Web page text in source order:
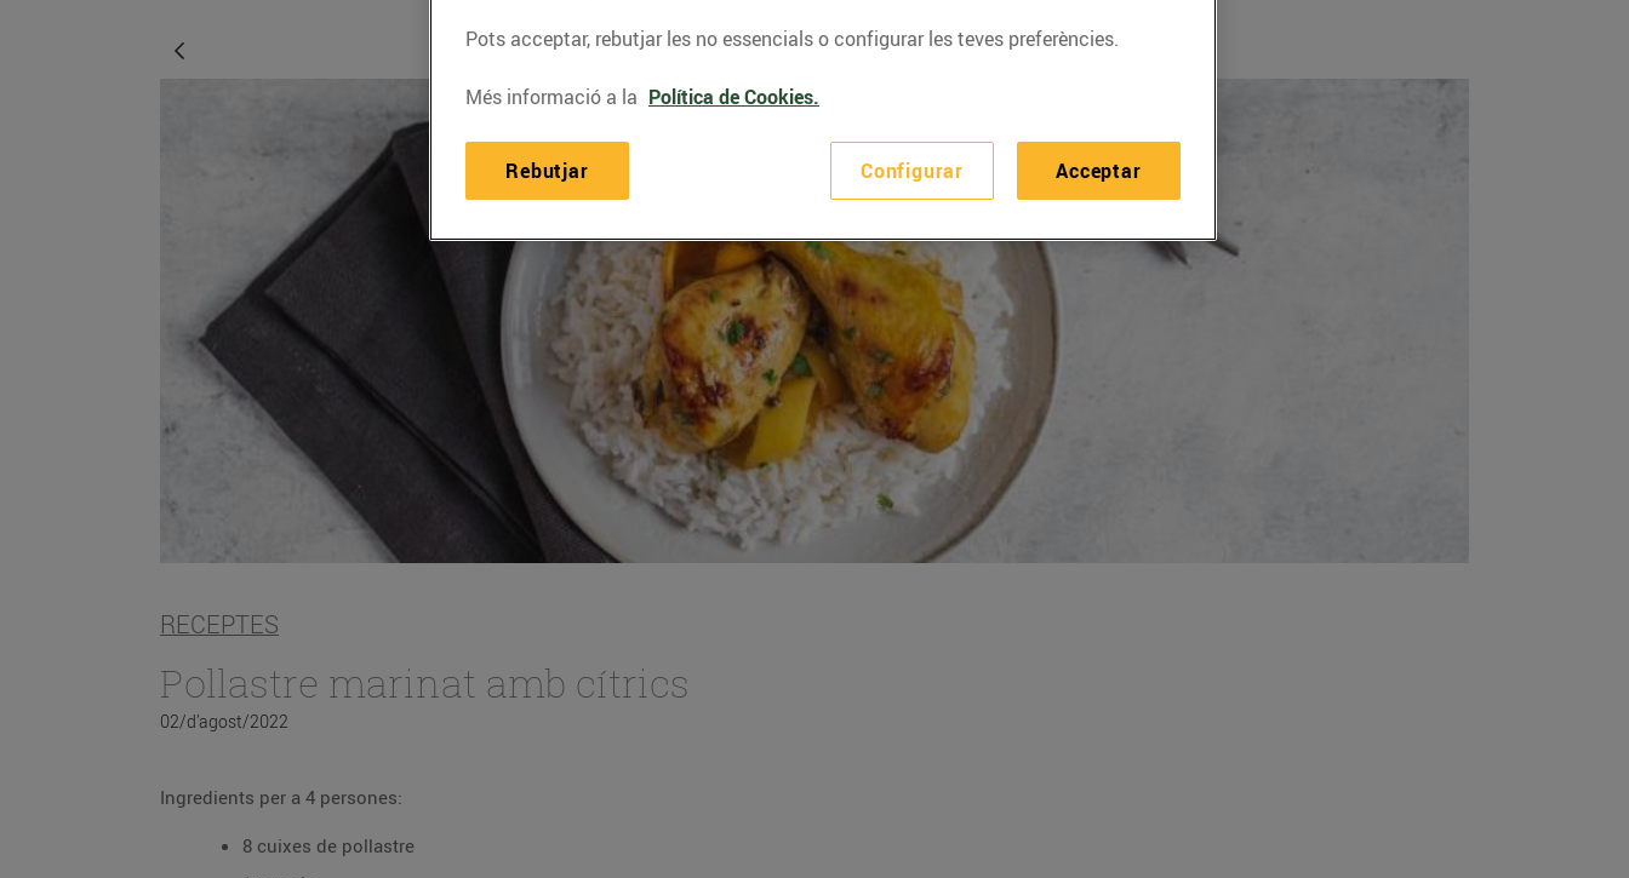
RECEPTES
Pollastre marinat amb cítrics
02/d’agost/2022
Ingredients per a 4 persones:
8 cuixes de pollastre
Pots acceptar, rebutjar les no essencials o configurar les teves preferències.
Més informació a la Política de Cookies.
Configurar
Rebutjar Acceptar